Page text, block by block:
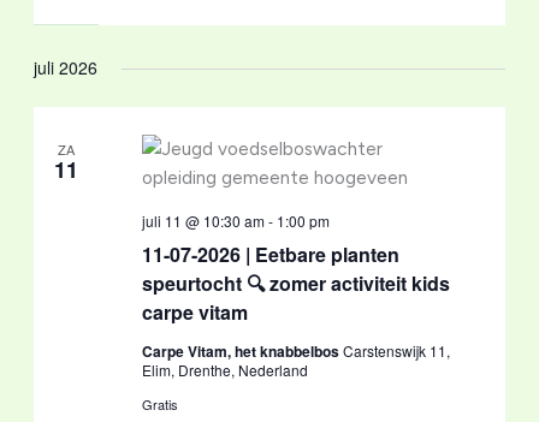
juli 2026
ZA
11
11-07-2026 | Eetbare planten
speurtocht 🔍 zomer activiteit kids
carpe vitam
juli 11 @ 10:30 am- 1:00 pm
Carpe Vitam, het knabbelbosCarstenswijk 11,
Elim, Drenthe, Nederland
Gratis